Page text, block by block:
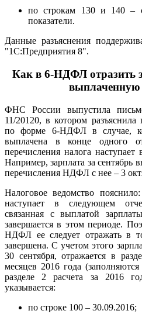
по строкам 130 и 140 –
показатели.
Данные разъяснения
"1С:Предприятия 8".
Как в 6-НДФЛ отразить
выплаченную
ФНС России выпустила
11/20120, в котором разъяснила
по форме 6-НДФЛ в случае,
выплачена в конце одного
перечисления налога
Например, зарплата за сентябрь
перечисления НДФЛ с нее – 3
Налоговое ведомство
наступает в следующем
связанная с выплатой
завершается в этом периоде.
НДФЛ ее следует отражать в
завершена. С учетом этого
30 сентября, отражается в
месяцев 2016 года
разделе 2 расчета за 2016
указывается:
по строке 100 – 30.09.2016;